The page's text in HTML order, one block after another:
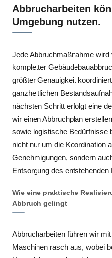
Abbrucharbeiten
Umgebung nutzen.
Jede Abbruchmaßnahme wird
kompletter
größter Genauigkeit
ganzheitlichen
nächsten Schritt erfolgt eine
wir einen Abbruchplan
sowie logistische Bedürfnisse
nicht nur um die Koordination
Genehmigungen, sondern
Entsorgung des entstehenden
Wie eine praktische
Abbruch gelingt
Abbrucharbeiten führen wir
Maschinen rasch aus, wobei